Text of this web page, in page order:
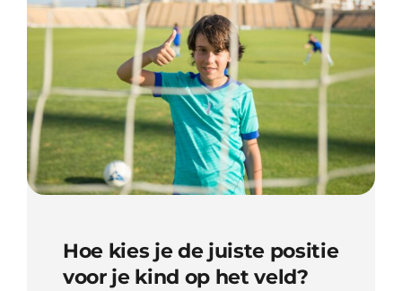
Hoe kies je de juiste positie
voor je kind op het veld?